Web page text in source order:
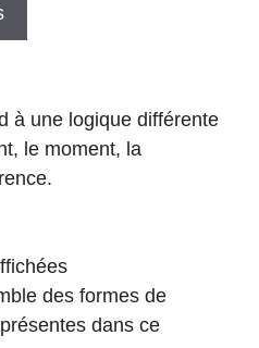
à une logique différente
le moment, la
des formes de
dans ce